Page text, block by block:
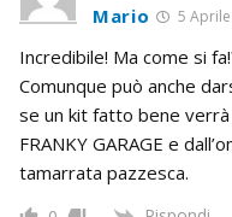
Mario 5
Incredibile! Ma come si
Comunque può anche
se un kit fatto bene
FRANKY GARAGE e
tamarrata pazzesca.